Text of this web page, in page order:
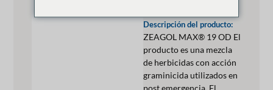
Descripción del producto:
ZEAGOL MAX® 19 OD El
producto es una mezcla
de herbicidas con acción
graminicida utilizados en